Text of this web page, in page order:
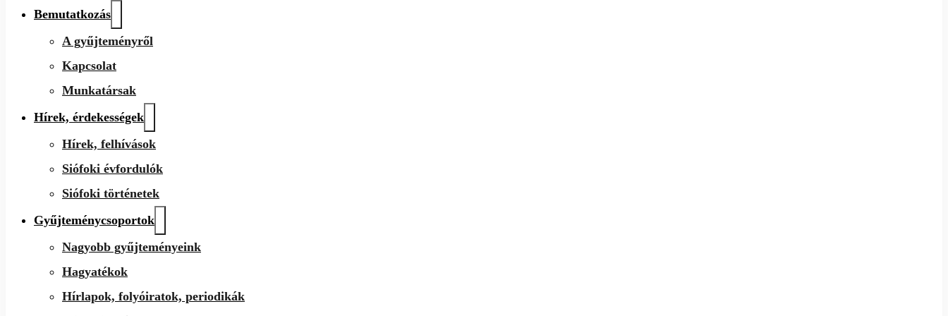
Bemutatkozás
A gyűjteményről
Kapcsolat
Munkatársak
Hírek, érdekességek
Hírek, felhívások
Siófoki évfordulók
Siófoki történetek
Gyűjteménycsoportok
Nagyobb gyűjteményeink
Hagyatékok
Hírlapok, folyóiratok, periodikák